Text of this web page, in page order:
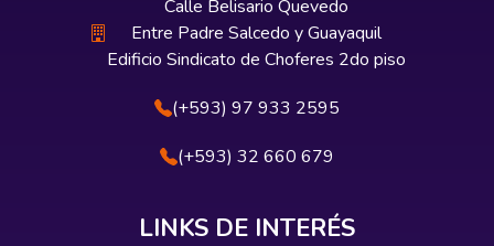
Calle Belisario Quevedo
Entre Padre Salcedo y Guayaquil
Edificio Sindicato de Choferes 2do piso
(+593) 97 933 2595
(+593) 32 660 679
LINKS DE INTERÉS